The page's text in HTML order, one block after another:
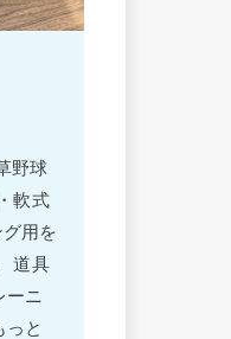
野球
軟式
用を
道具
ーニ
っと